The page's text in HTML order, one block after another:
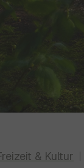
Langhurst
Rathaus2
& Kultur